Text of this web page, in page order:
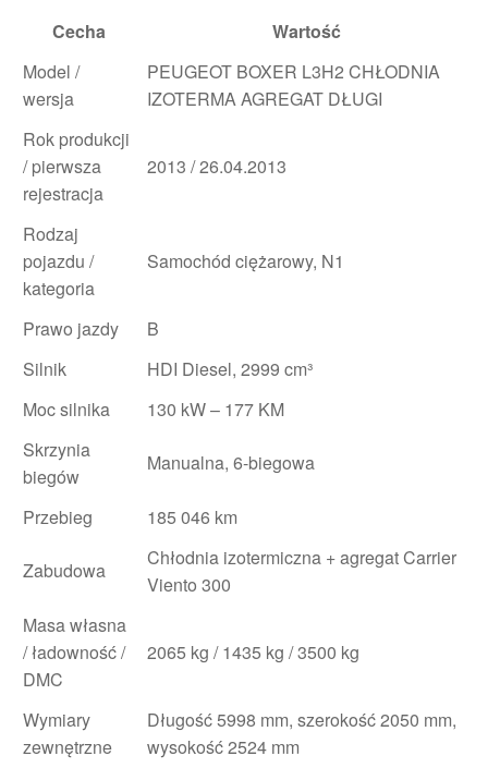
Cecha
Wartość
Model /
wersja
PEUGEOT BOXER L3H2 CHŁODNIA
IZOTERMA AGREGAT DŁUGI
Rok produkcji
/ pierwsza
rejestracja
2013 / 26.04.2013
Rodzaj
pojazdu /
kategoria
Samochód ciężarowy, N1
Prawo jazdy
B
Silnik
HDI Diesel, 2999 cm³
Moc silnika
130 kW – 177 KM
Skrzynia
biegów
Manualna, 6-biegowa
Przebieg 185 046 km
Zabudowa
Chłodnia izotermiczna + agregat Carrier
Viento 300
Masa własna
/ ładowność /
DMC
2065 kg / 1435 kg / 3500 kg
Wymiary
zewnętrzne
Długość 5998 mm, szerokość 2050 mm,
wysokość 2524 mm